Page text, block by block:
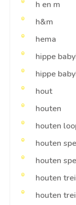
h en m
h&m
hema
hippe
hippe
hout
houten
houten
houten
houten
houten
houten